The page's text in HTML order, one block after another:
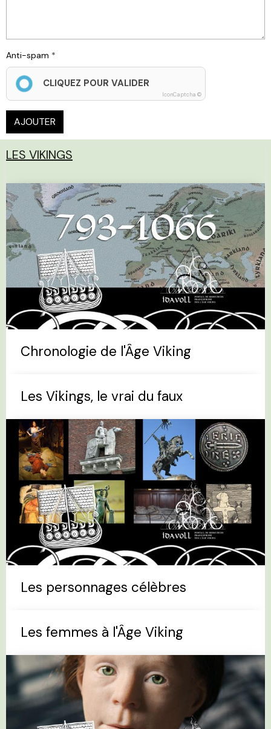
Anti-spam
CLIQUEZ POUR VALIDER
IconCaptcha ©
AJOUTER
LES VIKINGS
Chronologie de l'Âge Viking
Les Vikings, le vrai du faux
Les personnages célèbres
Les femmes à l'Âge Viking